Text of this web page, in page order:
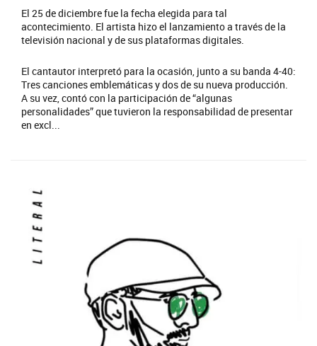
El 25 de diciembre fue la fecha elegida para tal
acontecimiento. El artista hizo el lanzamiento a través de la
televisión nacional y de sus plataformas digitales.
El cantautor interpretó para la ocasión, junto a su banda 4-40:
Tres canciones emblemáticas y dos de su nueva producción.
A su vez, contó con la participación de “algunas
personalidades” que tuvieron la responsabilidad de presentar
en excl...